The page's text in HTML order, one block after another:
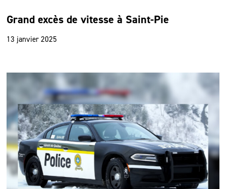
Grand excès de vitesse à Saint-Pie
13 janvier 2025